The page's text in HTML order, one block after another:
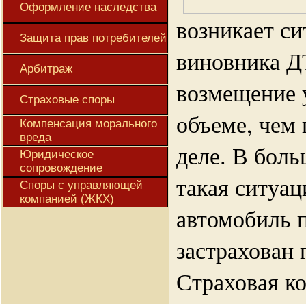
Оформление наследства
Защита прав потребителей
Арбитраж
Страховые споры
Компенсация морального
вреда
Юридическое
сопровождение
Споры с управляющей
компанией (ЖКХ)
возникает
виновника
объеме, чем
деле. В
такая
автомобиль
Страховая